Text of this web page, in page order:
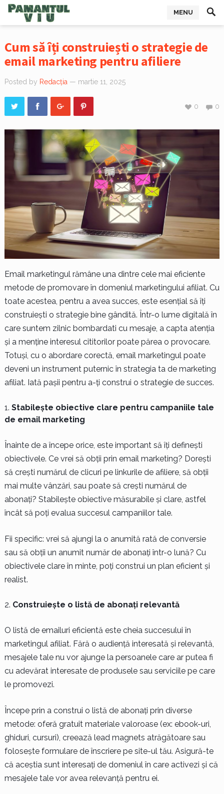
MENU
Cum să îți construiești o strategie de
email marketing pentru afiliere
Posted by Redacția — martie 11, 2025
0
0
Email marketingul rămâne una dintre cele mai eficiente
metode de promovare în domeniul marketingului afiliat. Cu
toate acestea, pentru a avea succes, este esențial să îți
construiești o strategie bine gândită. Într-o lume digitală în
care suntem zilnic bombardati cu mesaje, a capta atenția
și a menține interesul cititorilor poate părea o provocare.
Totuși, cu o abordare corectă, email marketingul poate
deveni un instrument puternic în strategia ta de marketing
afiliat. Iată pașii pentru a-ți construi o strategie de succes.
Stabilește obiective clare pentru campaniile tale
de email marketing
Înainte de a începe orice, este important să îți definești
obiectivele. Ce vrei să obții prin email marketing? Dorești
să crești numărul de clicuri pe linkurile de afiliere, să obții
mai multe vânzări, sau poate să crești numărul de
abonați? Stabilește obiective măsurabile și clare, astfel
încât să poți evalua succesul campaniilor tale.
Fii specific: vrei să ajungi la o anumită rată de conversie
sau să obții un anumit număr de abonați într-o lună? Cu
obiectivele clare în minte, poți construi un plan eficient și
realist.
Construiește o listă de abonați relevantă
O listă de emailuri eficientă este cheia succesului în
marketingul afiliat. Fără o audiență interesată și relevantă,
mesajele tale nu vor ajunge la persoanele care ar putea fi
cu adevărat interesate de produsele sau serviciile pe care
le promovezi.
Începe prin a construi o listă de abonați prin diverse
metode: oferă gratuit materiale valoroase (ex: ebook-uri,
ghiduri, cursuri), creează lead magnets atrăgătoare sau
folosește formulare de înscriere pe site-ul tău. Asigură-te
că aceștia sunt interesați de domeniul în care activezi și că
mesajele tale vor avea relevanță pentru ei.